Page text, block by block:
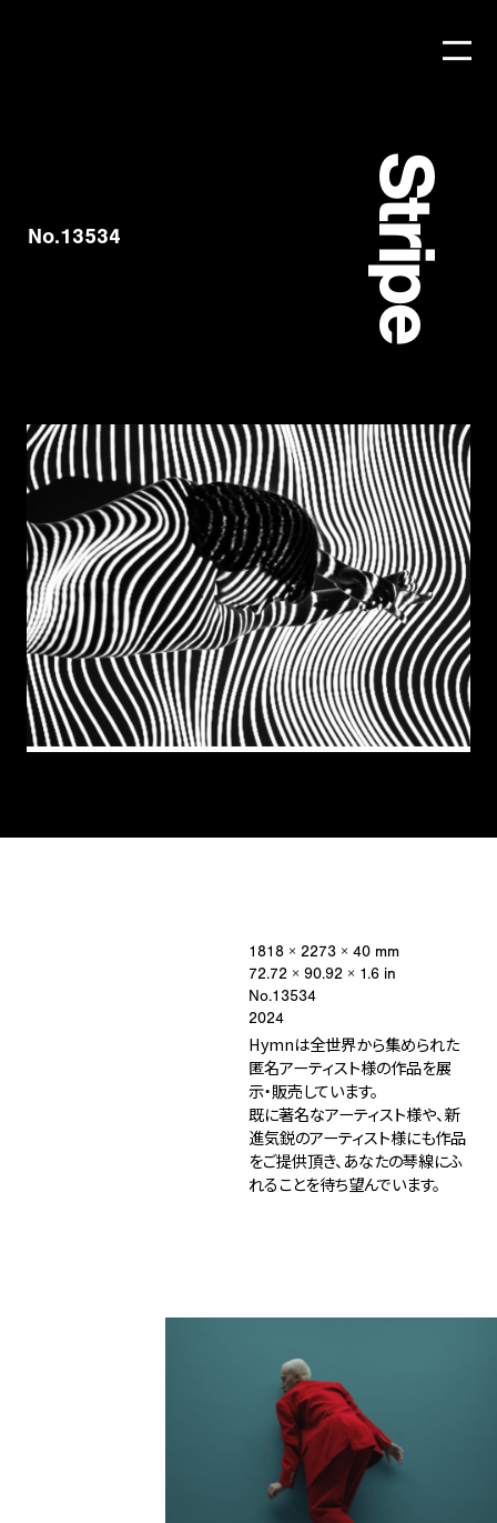
Stripe
No.13534
1818 × 2273 × 40 mm
72.72 × 90.92 × 1.6 in
No.13534
2024
Hymnは全世界から集められた
匿名アーティスト様の作品を展
示・販売しています。
既に著名なアーティスト様や、新
進気鋭のアーティスト様にも作品
をご提供頂き、あなたの琴線にふ
れることを待ち望んでいます。